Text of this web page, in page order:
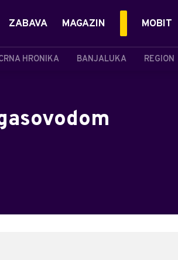
HRONIKA BANJALUKA REGION
ZABAVA MAGAZIN MOBIT